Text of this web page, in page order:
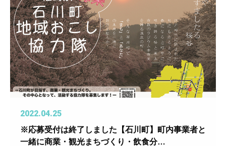
2022.04.25
※応募受付は終了しました【石川町】町内事業者と
一緒に商業・観光まちづくり・飲食分…